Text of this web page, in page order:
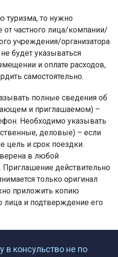
туризма, то нужно
частного лица/компании/
учреждения/организатора
будет указываться
и оплате расходов,
самостоятельно.
полные сведения об
и приглашаемом) –
Необходимо указывать
деловые) – если
цель и срок поездки.
в любой
Приглашение действительно
только оригинал
приложить копию
лица и подтверждение его
в консульство не по